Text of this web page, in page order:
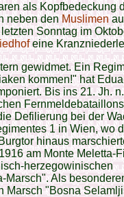
als Kopfbedeckung
neben denMuslimen
Sonntag im
eine
gewidmet. Ein
kommen!" hat
Bis ins 21. Jh.
Defilierung bei der
1 in Wien, wo
hinaus
am Monte Meletta-
herzegowinischen
Marsch". Als
Marsch "Bosna